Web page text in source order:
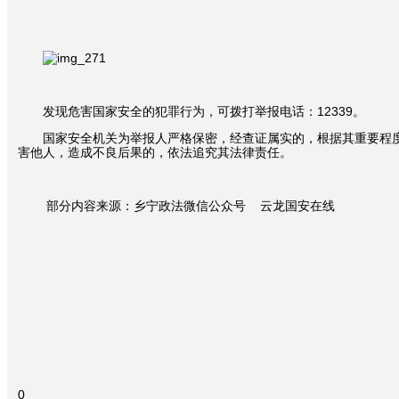
发现危害国家安全的犯罪行为，可拨打举报电话：12339。
国家安全机关为举报人严格保密，经查证属实的，根据其重要程
害他人，造成不良后果的，依法追究其法律责任。
部分内容来源：乡宁政法微信公众号 云龙国安在线
0